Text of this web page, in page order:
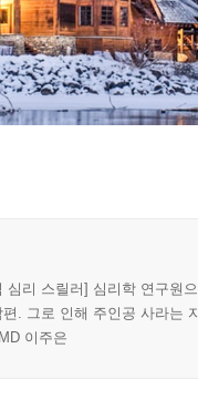
심리 스릴러] 심리학 연구원
. 그로 인해 주인공 사라는
이주은